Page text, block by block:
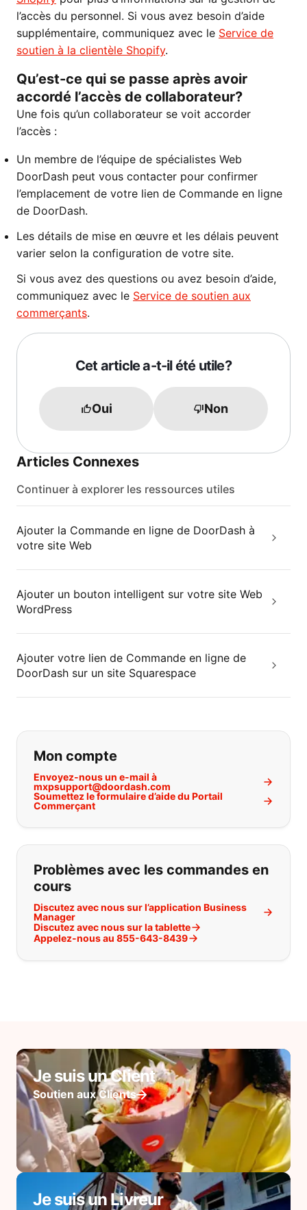
l’accès du personnel. Si vous avez besoin d’aide
supplémentaire, communiquez avec le Service de
soutien à la clientèle Shopify.
Qu’est-ce qui se passe après avoir
accordé l’accès de collaborateur?
Une fois qu’un collaborateur se voit accorder
l’accès :
Un membre de l’équipe de spécialistes Web
DoorDash peut vous contacter pour confirmer
l’emplacement de votre lien de Commande en ligne
de DoorDash.
Les détails de mise en œuvre et les délais peuvent
varier selon la configuration de votre site.
Si vous avez des questions ou avez besoin d’aide,
communiquez avec le Service de soutien aux
commerçants.
Cet article a-t-il été utile?
Oui Non
Articles Connexes
Continuer à explorer les ressources utiles
Ajouter la Commande en ligne de DoorDash à
votre site Web
Ajouter un bouton intelligent sur votre site Web
WordPress
Ajouter votre lien de Commande en ligne de
DoorDash sur un site Squarespace
Si vous ne trouvez pas ce que vous
Mon compte
Envoyez-nous un e-mail à
mxpsupport@doordash.com
Soumettez le formulaire d’aide du Portail
Commerçant
Problèmes avec les commandes en
cours
Discutez avec nous sur l’application Business
Manager
Discutez avec nous sur la tablette
Appelez-nous au 855-643-8439
Je suis un Client
Soutien aux Clients
Je suis un Livreur